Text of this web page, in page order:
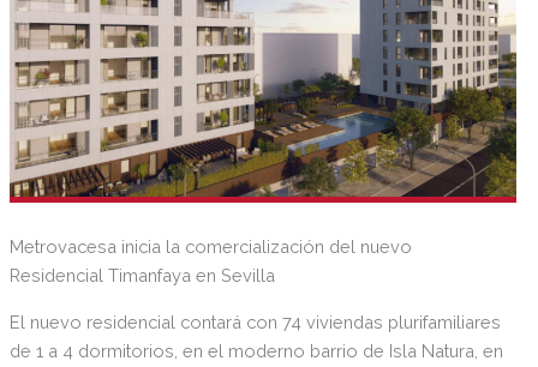
Metrovacesa inicia la comercialización del nuevo
Residencial Timanfaya en Sevilla
El nuevo residencial contará con 74 viviendas plurifamiliares
de 1 a 4 dormitorios, en el moderno barrio de Isla Natura, en